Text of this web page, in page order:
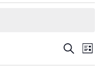
Recherche
de
Liste